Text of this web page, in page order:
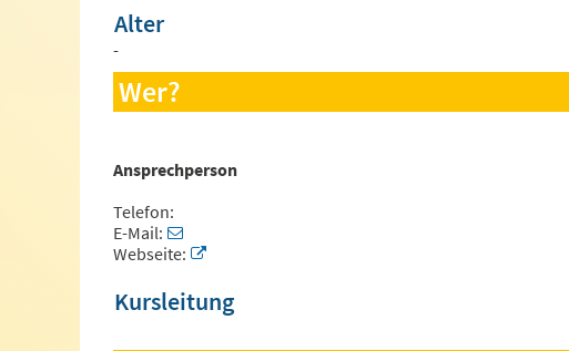
Alter
-
Wer?
Ansprechperson
Telefon:
E-Mail:
Webseite:
Kursleitung